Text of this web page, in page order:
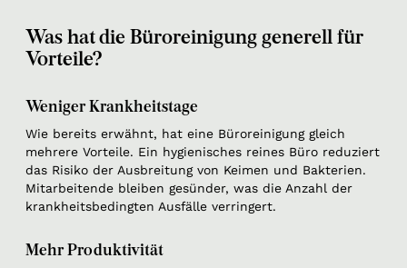
Was hat die Büroreinigung generell für
Vorteile?
Weniger Krankheitstage
Wie bereits erwähnt, hat eine Büroreinigung gleich
mehrere Vorteile. Ein hygienisches reines Büro reduziert
das Risiko der Ausbreitung von Keimen und Bakterien.
Mitarbeitende bleiben gesünder, was die Anzahl der
krankheitsbedingten Ausfälle verringert.
Mehr Produktivität